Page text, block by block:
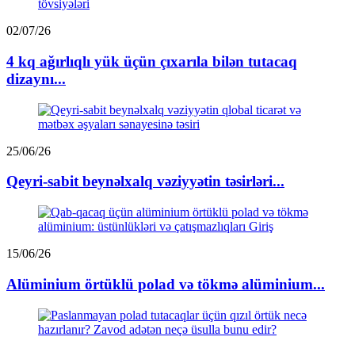
02/07/26
4 kq ağırlıqlı yük üçün çıxarıla bilən tutacaq
dizaynı...
25/06/26
Qeyri-sabit beynəlxalq vəziyyətin təsirləri...
15/06/26
Alüminium örtüklü polad və tökmə alüminium...